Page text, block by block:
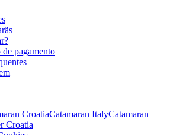
pagamento
CroatiaCatamaran ItalyCatamaran
Croatia